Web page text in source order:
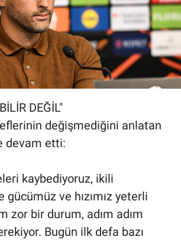
DEĞİL"
değişmediğini anlatan
devam etti:
kaybediyoruz, ikili
ve hızımız yeterli
zor bir durum, adım adım
Bugün ilk defa bazı